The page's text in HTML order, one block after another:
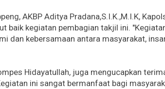
AKBP Aditya Pradana,S.I.K.,M.I.K,
baik kegiatan pembagian takjil ini.
dan kebersamaan antara masyarakat,
Hidayatullah, juga mengucapkan
ini sangat bermanfaat bagi